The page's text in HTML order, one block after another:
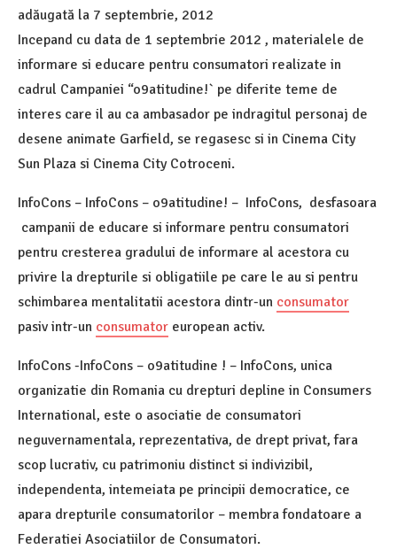
adăugată la 7 septembrie, 2012
Incepand cu data de 1 septembrie 2012 , materialele de
informare si educare pentru consumatori realizate in
cadrul Campaniei “o9atitudine!` pe diferite teme de
interes care il au ca ambasador pe indragitul personaj de
desene animate Garfield, se regasesc si in Cinema City
Sun Plaza si Cinema City Cotroceni.
InfoCons – InfoCons – o9atitudine! – InfoCons, desfasoara
campanii de educare si informare pentru consumatori
pentru cresterea gradului de informare al acestora cu
privire la drepturile si obligatiile pe care le au si pentru
schimbarea mentalitatii acestora dintr-un consumator
pasiv intr-un consumator european activ.
InfoCons -InfoCons – o9atitudine ! – InfoCons, unica
organizatie din Romania cu drepturi depline in Consumers
International, este o asociatie de consumatori
neguvernamentala, reprezentativa, de drept privat, fara
scop lucrativ, cu patrimoniu distinct si indivizibil,
independenta, intemeiata pe principii democratice, ce
apara drepturile consumatorilor – membra fondatoare a
Federatiei Asociatiilor de Consumatori.